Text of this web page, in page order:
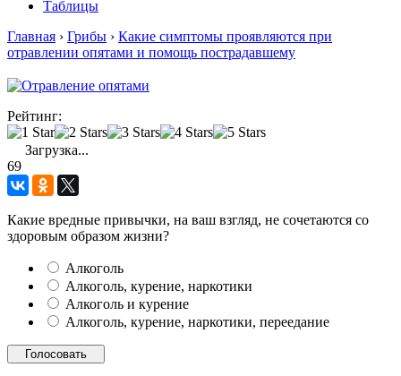
Таблицы
Главная › Грибы › Какие симптомы проявляются при
отравлении опятами и помощь пострадавшему
Рейтинг:
Загрузка...
69
Какие вредные привычки, на ваш взгляд, не сочетаются со
здоровым образом жизни?
Алкоголь
Алкоголь, курение, наркотики
Алкоголь и курение
Алкоголь, курение, наркотики, переедание